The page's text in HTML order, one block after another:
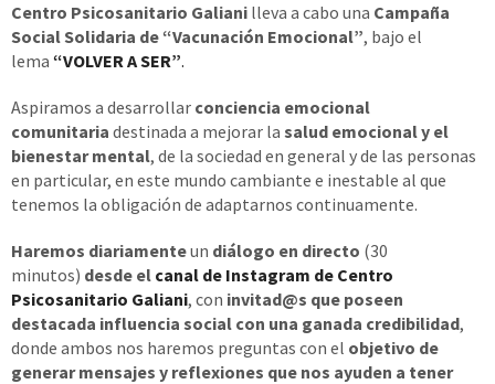
Centro Psicosanitario Galiani lleva a cabo una Campaña
Social Solidaria de “Vacunación Emocional”, bajo el
lema “VOLVER A SER”.
Aspiramos a desarrollar conciencia emocional
comunitaria destinada a mejorar la salud emocional y el
bienestar mental, de la sociedad en general y de las personas
en particular, en este mundo cambiante e inestable al que
tenemos la obligación de adaptarnos continuamente.
Haremos diariamenteun diálogo en directo (30
minutos) desde el canal de Instagram de Centro
Psicosanitario Galiani, con invitad@s que poseen
destacada influencia social con una ganada credibilidad,
donde ambos nos haremos preguntas con el objetivo de
generar mensajes y reflexiones que nos ayuden a tener